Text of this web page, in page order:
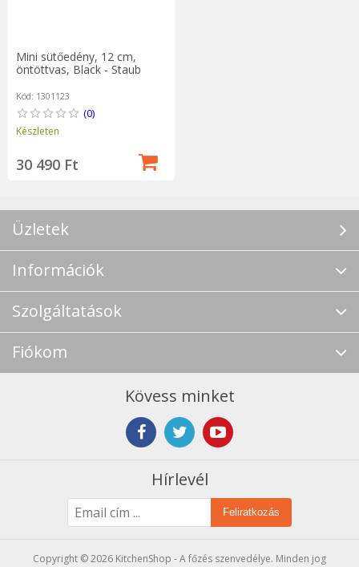
Mini sütőedény, 12 cm,
öntöttvas, Black - Staub
Kód: 1301123
(0)
Készleten
30 490 Ft
Üzletek
Információk
Szolgáltatások
Fiókom
Kövess minket
Hírlevél
Feliratkozás
Copyright © 2026 KitchenShop - A főzés szenvedélye. Minden jog